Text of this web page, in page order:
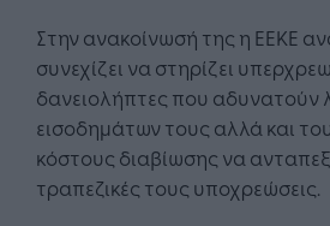
Στην ανακοίνωσή της η ΕΕΚΕ
συνεχίζει να στηρίζει
δανειολήπτες που
εισοδημάτων τους αλλά και
κόστους διαβίωσης να
τραπεζικές τους υποχρεώσεις.